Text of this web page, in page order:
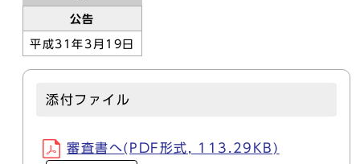
公告
平成31年3月19日
添付ファイル
審査書へ(PDF形式, 113.29KB)